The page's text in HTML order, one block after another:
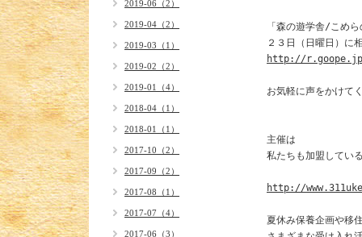
「森の遊学舎/こめ
http://
お気軽に声をかけて
主催は
私たちも加盟してい
http://
夏休み保養企画や移
2019-06（2）
2019-04（2）
2019-03（1）
2019-02（2）
2019-01（4）
2018-04（1）
2018-01（1）
2017-10（2）
2017-09（2）
2017-08（1）
2017-07（4）
2017-06（3）